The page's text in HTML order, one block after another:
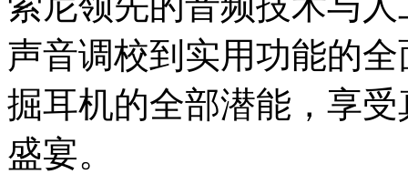
声音调校到实用功能的
掘耳机的全部潜能，享
盛宴。